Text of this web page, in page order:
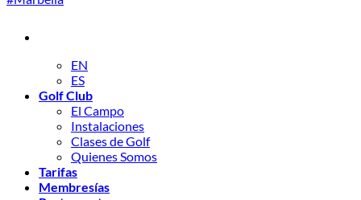
EN
ES
Golf Club
El Campo
Instalaciones
Clases de Golf
Quienes Somos
Tarifas
Membresías